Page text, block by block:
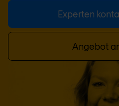
Experten
Angebot